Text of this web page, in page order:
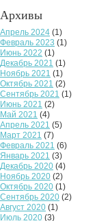
Архивы
Апрель 2024 (1)
Февраль 2023 (1)
Июнь 2022 (1)
Декабрь 2021 (1)
Ноябрь 2021 (1)
Октябрь 2021 (2)
Сентябрь 2021 (1)
Июнь 2021 (2)
Май 2021 (4)
Апрель 2021 (5)
Март 2021 (7)
Февраль 2021 (6)
Январь 2021 (3)
Декабрь 2020 (4)
Ноябрь 2020 (2)
Октябрь 2020 (1)
Сентябрь 2020 (2)
Август 2020 (1)
Июль 2020 (3)